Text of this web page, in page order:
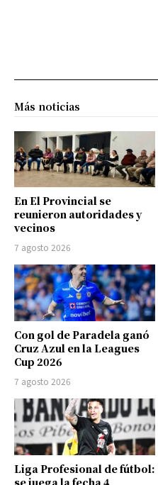
Más noticias
En El Provincial se
reunieron autoridades y
vecinos
7 agosto 2026
Con gol de Paradela ganó
Cruz Azul en la Leagues
Cup 2026
7 agosto 2026
Liga Profesional de fútbol:
se juega la fecha 4